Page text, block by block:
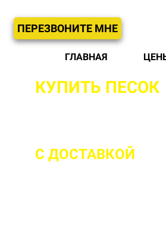
ПЕРЕЗВОНИТЕ МНЕ
ГЛАВНАЯ
КУПИТЬ ПЕСОК
С ДОСТАВКОЙ